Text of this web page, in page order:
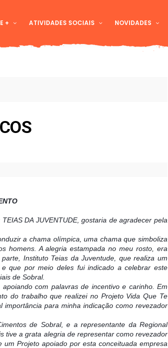
+ ATIVIDADES SOCIAIS NOVIDADES
DA JUVENTUDE, gostaria de agradecer pela
a chama olímpica, uma chama que simboliza
homens. A alegria estampada no meu rosto, era
Instituto Teias da Juventude, que realiza um
que por meio deles fui indicado a celebrar este
de Sobral.
com palavras de incentivo e carinho. Em
do trabalho que realizei no Projeto Vida Que Te
para minha indicação como revezador
de Sobral, e a representante da Regional
tive a grata alegria de representar como revezador
Projeto apoiado por esta conceituada empresa